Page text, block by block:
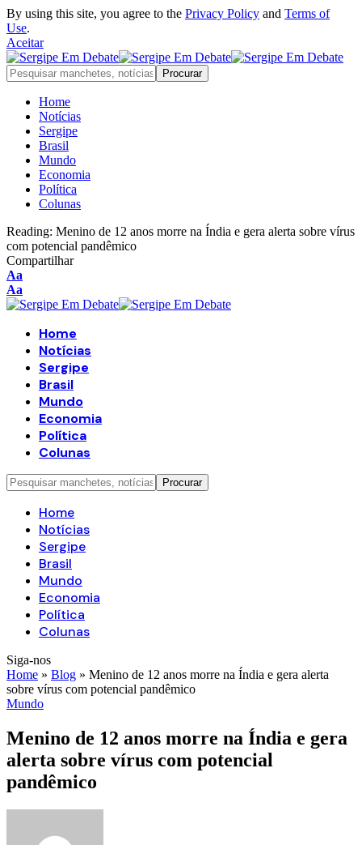
By using this site, you agree to the Privacy Policy and Terms of
Use.
Aceitar
Home
Notícias
Sergipe
Brasil
Mundo
Economia
Política
Colunas
Reading: Menino de 12 anos morre na Índia e gera alerta sobre vírus
com potencial pandêmico
Compartilhar
Font
Resizer
Aa
Font
Resizer
Aa
Home
Notícias
Sergipe
Brasil
Mundo
Economia
Política
Colunas
Home
Notícias
Sergipe
Brasil
Mundo
Economia
Política
Colunas
Siga-nos
Home » Blog » Menino de 12 anos morre na Índia e gera alerta
sobre vírus com potencial pandêmico
Mundo
Menino de 12 anos morre na Índia e gera
alerta sobre vírus com potencial
pandêmico